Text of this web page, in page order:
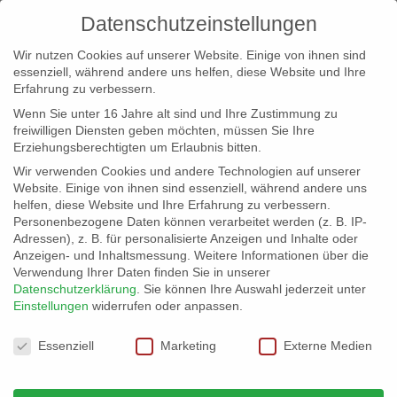
info@erfolgreich-events.de
+4940 46 777 230
Datenschutzeinstellungen
Wir nutzen Cookies auf unserer Website. Einige von ihnen sind
essenziell, während andere uns helfen, diese Website und Ihre
Erfahrung zu verbessern.
Wenn Sie unter 16 Jahre alt sind und Ihre Zustimmung zu
freiwilligen Diensten geben möchten, müssen Sie Ihre
Erziehungsberechtigten um Erlaubnis bitten.
Wir verwenden Cookies und andere Technologien auf unserer
Website. Einige von ihnen sind essenziell, während andere uns
helfen, diese Website und Ihre Erfahrung zu verbessern.
Personenbezogene Daten können verarbeitet werden (z. B. IP-
Adressen), z. B. für personalisierte Anzeigen und Inhalte oder
Anzeigen- und Inhaltsmessung. Weitere Informationen über die
Verwendung Ihrer Daten finden Sie in unserer
Datenschutzerklärung
Sie können Ihre Auswahl jederzeit unter
Einstellungen widerrufen oder anpassen.
Datenschutzeinstellungen
Essenziell Marketing Externe Medien